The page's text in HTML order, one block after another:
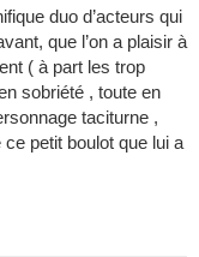
duo d’acteurs qui
que l’on a plaisir à
( à part les trop
sobriété , toute en
taciturne ,
petit boulot que lui a